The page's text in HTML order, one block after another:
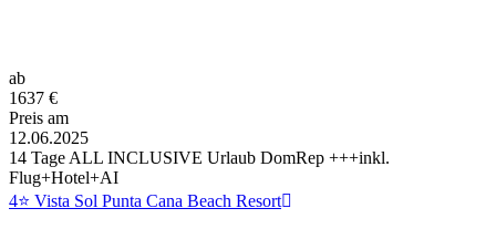
ab
1637 €
Preis am
12.06.2025
14 Tage ALL INCLUSIVE Urlaub DomRep +++inkl.
Flug+Hotel+AI
4⭐ Vista Sol Punta Cana Beach Resort